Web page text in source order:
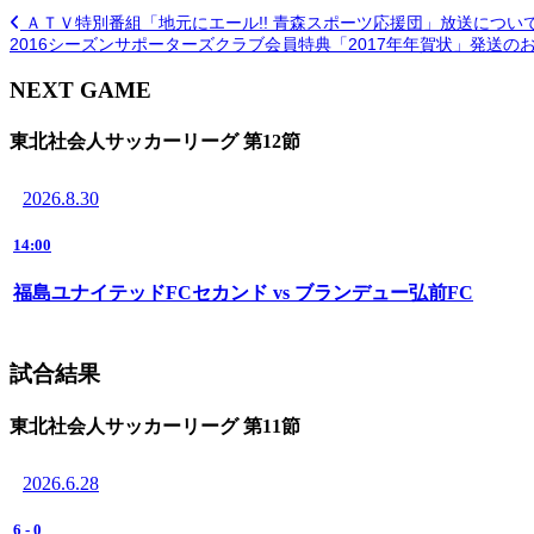
ＡＴＶ特別番組「地元にエール!! 青森スポーツ応援団」放送につい
2016シーズンサポーターズクラブ会員特典「2017年年賀状」発送の
NEXT GAME
東北社会人サッカーリーグ 第12節
2026.8.30
14:00
福島ユナイテッドFCセカンド vs ブランデュー弘前FC
試合結果
東北社会人サッカーリーグ 第11節
2026.6.28
6 - 0